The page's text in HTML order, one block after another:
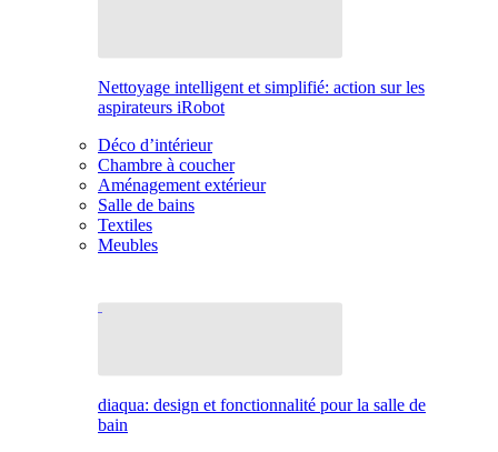
Nettoyage intelligent et simplifié: action sur les
aspirateurs iRobot
Déco d’intérieur
Chambre à coucher
Aménagement extérieur
Salle de bains
Textiles
Meubles
diaqua: design et fonctionnalité pour la salle de
bain